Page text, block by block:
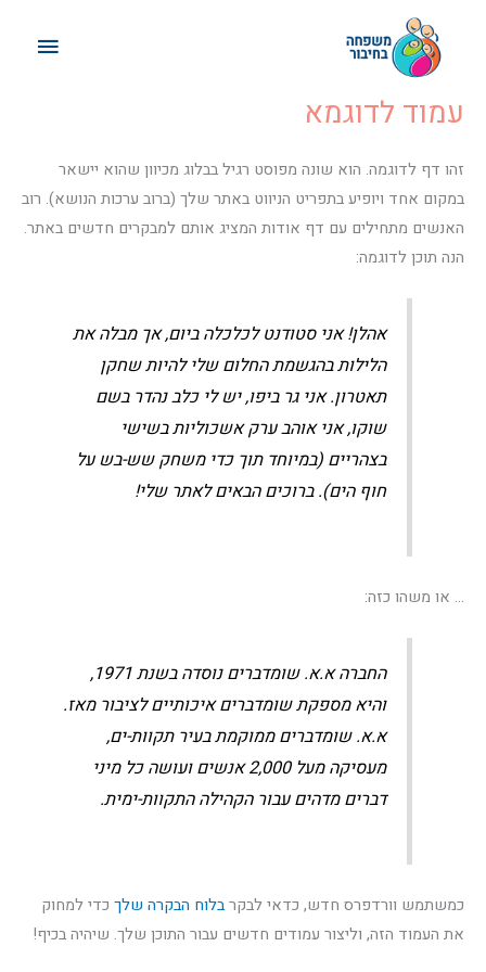
עמוד לדוגמא
זהו דף לדוגמה. הוא שונה מפוסט רגיל בבלוג מכיוון שהוא יישאר
במקום אחד ויופיע בתפריט הניווט באתר שלך (ברוב ערכות הנושא). רוב
האנשים מתחילים עם דף אודות המציג אותם למבקרים חדשים באתר.
הנה תוכן לדוגמה:
אהלן! אני סטודנט לכלכלה ביום, אך מבלה את
הלילות בהגשמת החלום שלי להיות שחקן
תאטרון. אני גר ביפו, יש לי כלב נהדר בשם
שוקו, אני אוהב ערק אשכוליות בשישי
בצהריים (במיוחד תוך כדי משחק שש-בש על
חוף הים). ברוכים הבאים לאתר שלי!
… או משהו כזה:
החברה א.א. שומדברים נוסדה בשנת 1971,
והיא מספקת שומדברים איכותיים לציבור מאז.
א.א. שומדברים ממוקמת בעיר תקוות-ים,
מעסיקה מעל 2,000 אנשים ועושה כל מיני
דברים מדהים עבור הקהילה התקוות-ימית.
כמשתמש וורדפרס חדש, כדאי לבקרבלוח הבקרה שלך כדי למחוק
את העמוד הזה, וליצור עמודים חדשים עבור התוכן שלך. שיהיה בכיף!